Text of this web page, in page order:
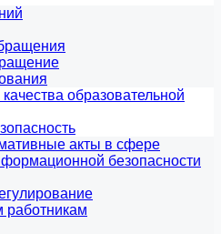
образовательной
акты в сфере
безопасности
работникам